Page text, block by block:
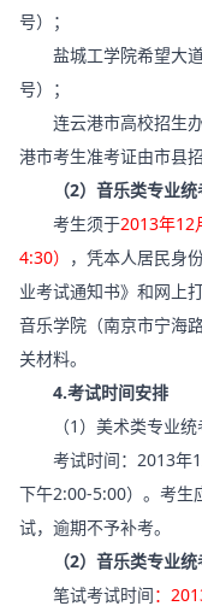
号）；
盐城工学院希望大道
号）；
连云港市高校招生办
港市考生准考证由市县
（2）音乐类专业统
考生须于2013年12
4:30） ，凭本人居民身
业考试通知书》和网上
音乐学院（南京市宁海
关材料。
4.考试时间安排
（1）美术类专业统
考试时间：2013年12
下午2:00-5:00）。考生
试，逾期不予补考。
（2）音乐类专业统
笔试考试时间：